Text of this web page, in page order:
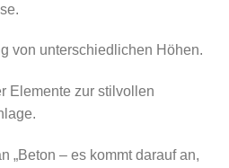
von unterschiedlichen Höhen.
Elemente zur stilvollen
„Beton – es kommt darauf an,